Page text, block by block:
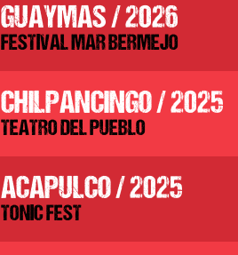
GUAYMAS / 2026
FESTIVAL MAR BERMEJO
CHILPANCINGO / 2025
TEATRO DEL PUEBLO
ACAPULCO / 2025
TONIC FEST